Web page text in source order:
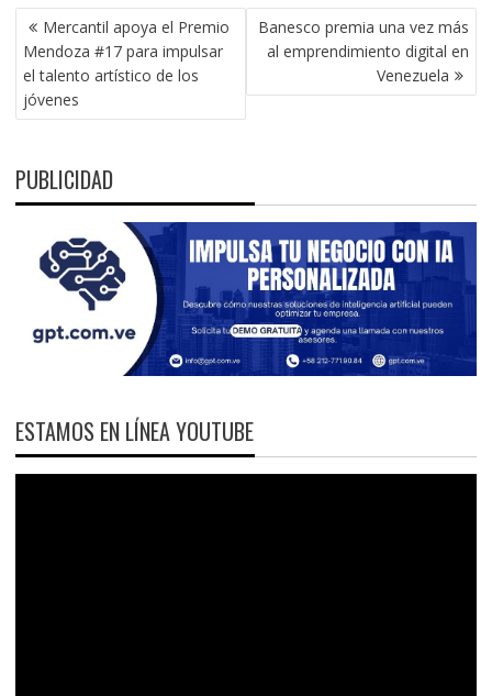
NAVEGACIÓN
DE
ENTRADAS
Mercantil apoya el Premio
Mendoza #17 para impulsar
el talento artístico de los
jóvenes
Banesco premia una vez más
al emprendimiento digital en
Venezuela
PUBLICIDAD
ESTAMOS EN LÍNEA YOUTUBE